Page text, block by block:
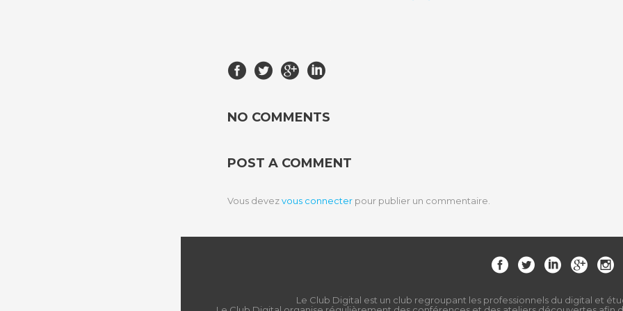
NO COMMENTS
POST A COMMENT
Vous devezvous connecter pour publier un commentaire.
Le Club Digital est un club regroupant les professionnels du digital et